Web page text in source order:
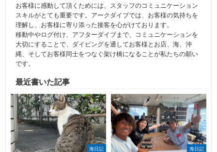
お客様に感動して頂くためには、スタッフのコミュニケーション
スキルがとても重要です。アークダイブでは、お客様の気持ちを
理解し、お客様に寄り添った接客を心がけております。
移動中やログ付け、アフターダイブまで、コミュニケーションを
大切にすることで、ダイビングを通してお客様とお店、海、沖
縄、そしてお客様同士をつなぐ架け橋になることが私たちの願い
です。
最近書いた記事
海日記 海日記